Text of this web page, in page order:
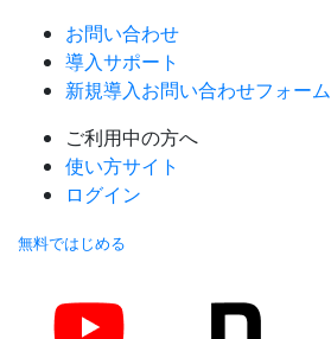
お問い合わせ
導入サポート
新規導入お問い合わせフォーム
ご利用中の方へ
使い方サイト
ログイン
無料ではじめる